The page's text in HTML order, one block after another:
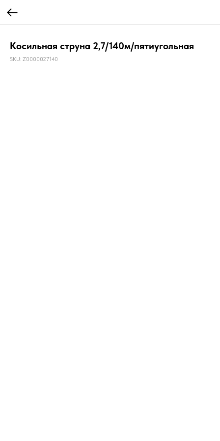
Косильная струна 2,7/140м/пятиугольная
SKU: Z0000027140